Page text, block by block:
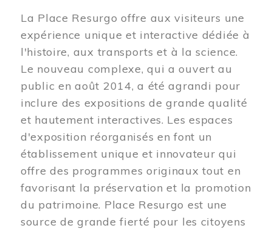
La Place Resurgo offre aux visiteurs une
expérience unique et interactive dédiée à
l'histoire, aux transports et à la science.
Le nouveau complexe, qui a ouvert au
public en août 2014, a été agrandi pour
inclure des expositions de grande qualité
et hautement interactives. Les espaces
d'exposition réorganisés en font un
établissement unique et innovateur qui
offre des programmes originaux tout en
favorisant la préservation et la promotion
du patrimoine. Place Resurgo est une
source de grande fierté pour les citoyens